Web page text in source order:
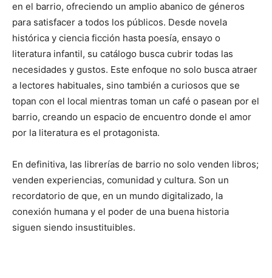
en el barrio, ofreciendo un amplio abanico de géneros
para satisfacer a todos los públicos. Desde novela
histórica y ciencia ficción hasta poesía, ensayo o
literatura infantil, su catálogo busca cubrir todas las
necesidades y gustos. Este enfoque no solo busca atraer
a lectores habituales, sino también a curiosos que se
topan con el local mientras toman un café o pasean por el
barrio, creando un espacio de encuentro donde el amor
por la literatura es el protagonista.
En definitiva, las librerías de barrio no solo venden libros;
venden experiencias, comunidad y cultura. Son un
recordatorio de que, en un mundo digitalizado, la
conexión humana y el poder de una buena historia
siguen siendo insustituibles.